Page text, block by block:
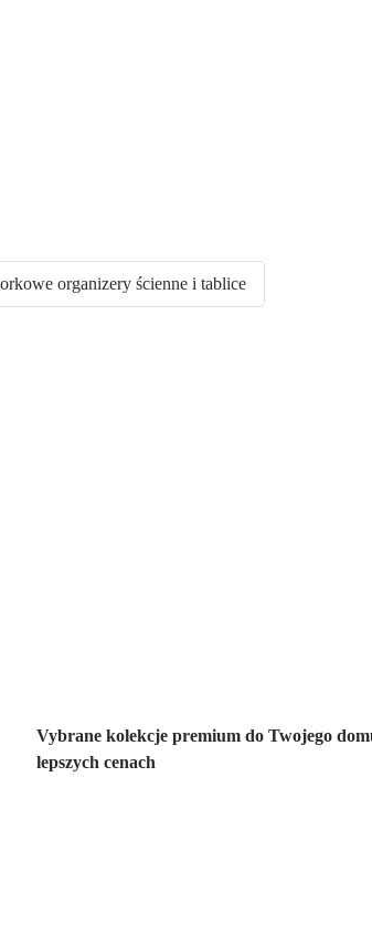
organizery ścienne i tablice
Vybrane kolekcje premium do Twojego
lepszych cenach